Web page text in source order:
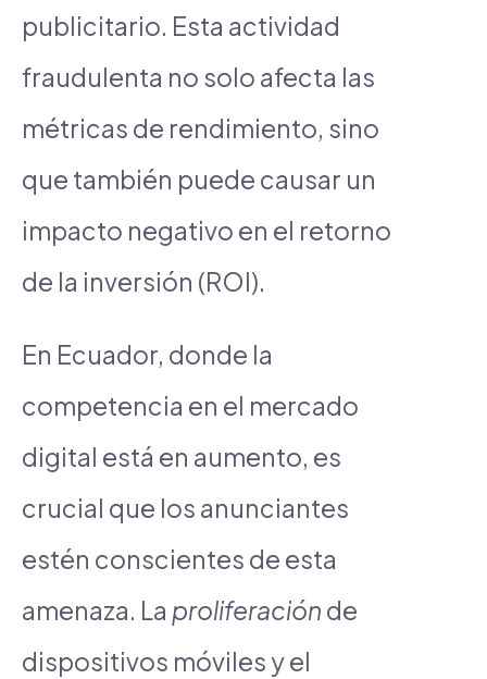
publicitario. Esta actividad
fraudulenta no solo afecta las
métricas de rendimiento, sino
que también puede causar un
impacto negativo en el retorno
de la inversión (ROI).
En Ecuador, donde la
competencia en el mercado
digital está en aumento, es
crucial que los anunciantes
estén conscientes de esta
amenaza. La proliferación de
dispositivos móviles y el